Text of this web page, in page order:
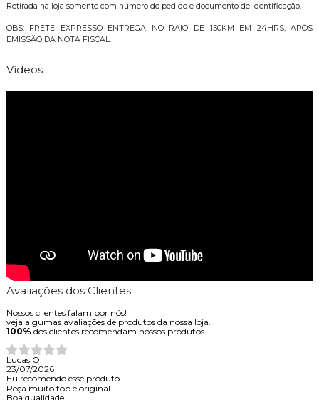
Retirada na loja somente com número do pedido e documento de identificação.
OBS: FRETE EXPRESSO ENTREGA NO RAIO DE 150KM EM 24HRS, APÓS
EMISSÃO DA NOTA FISCAL.
Vídeos
Avaliações dos Clientes
Nossos clientes falam por nós!
veja algumas avaliações de produtos da nossa loja.
100% dos clientes recomendam nossos produtos
Lucas O.
23/07/2026
Eu recomendo esse produto.
Peça muito top e original
Boa qualidade